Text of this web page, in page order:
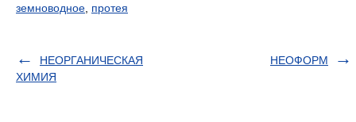
земноводное протея
НЕОРГАНИЧЕСКАЯ
ХИМИЯ
НЕОФОРМ